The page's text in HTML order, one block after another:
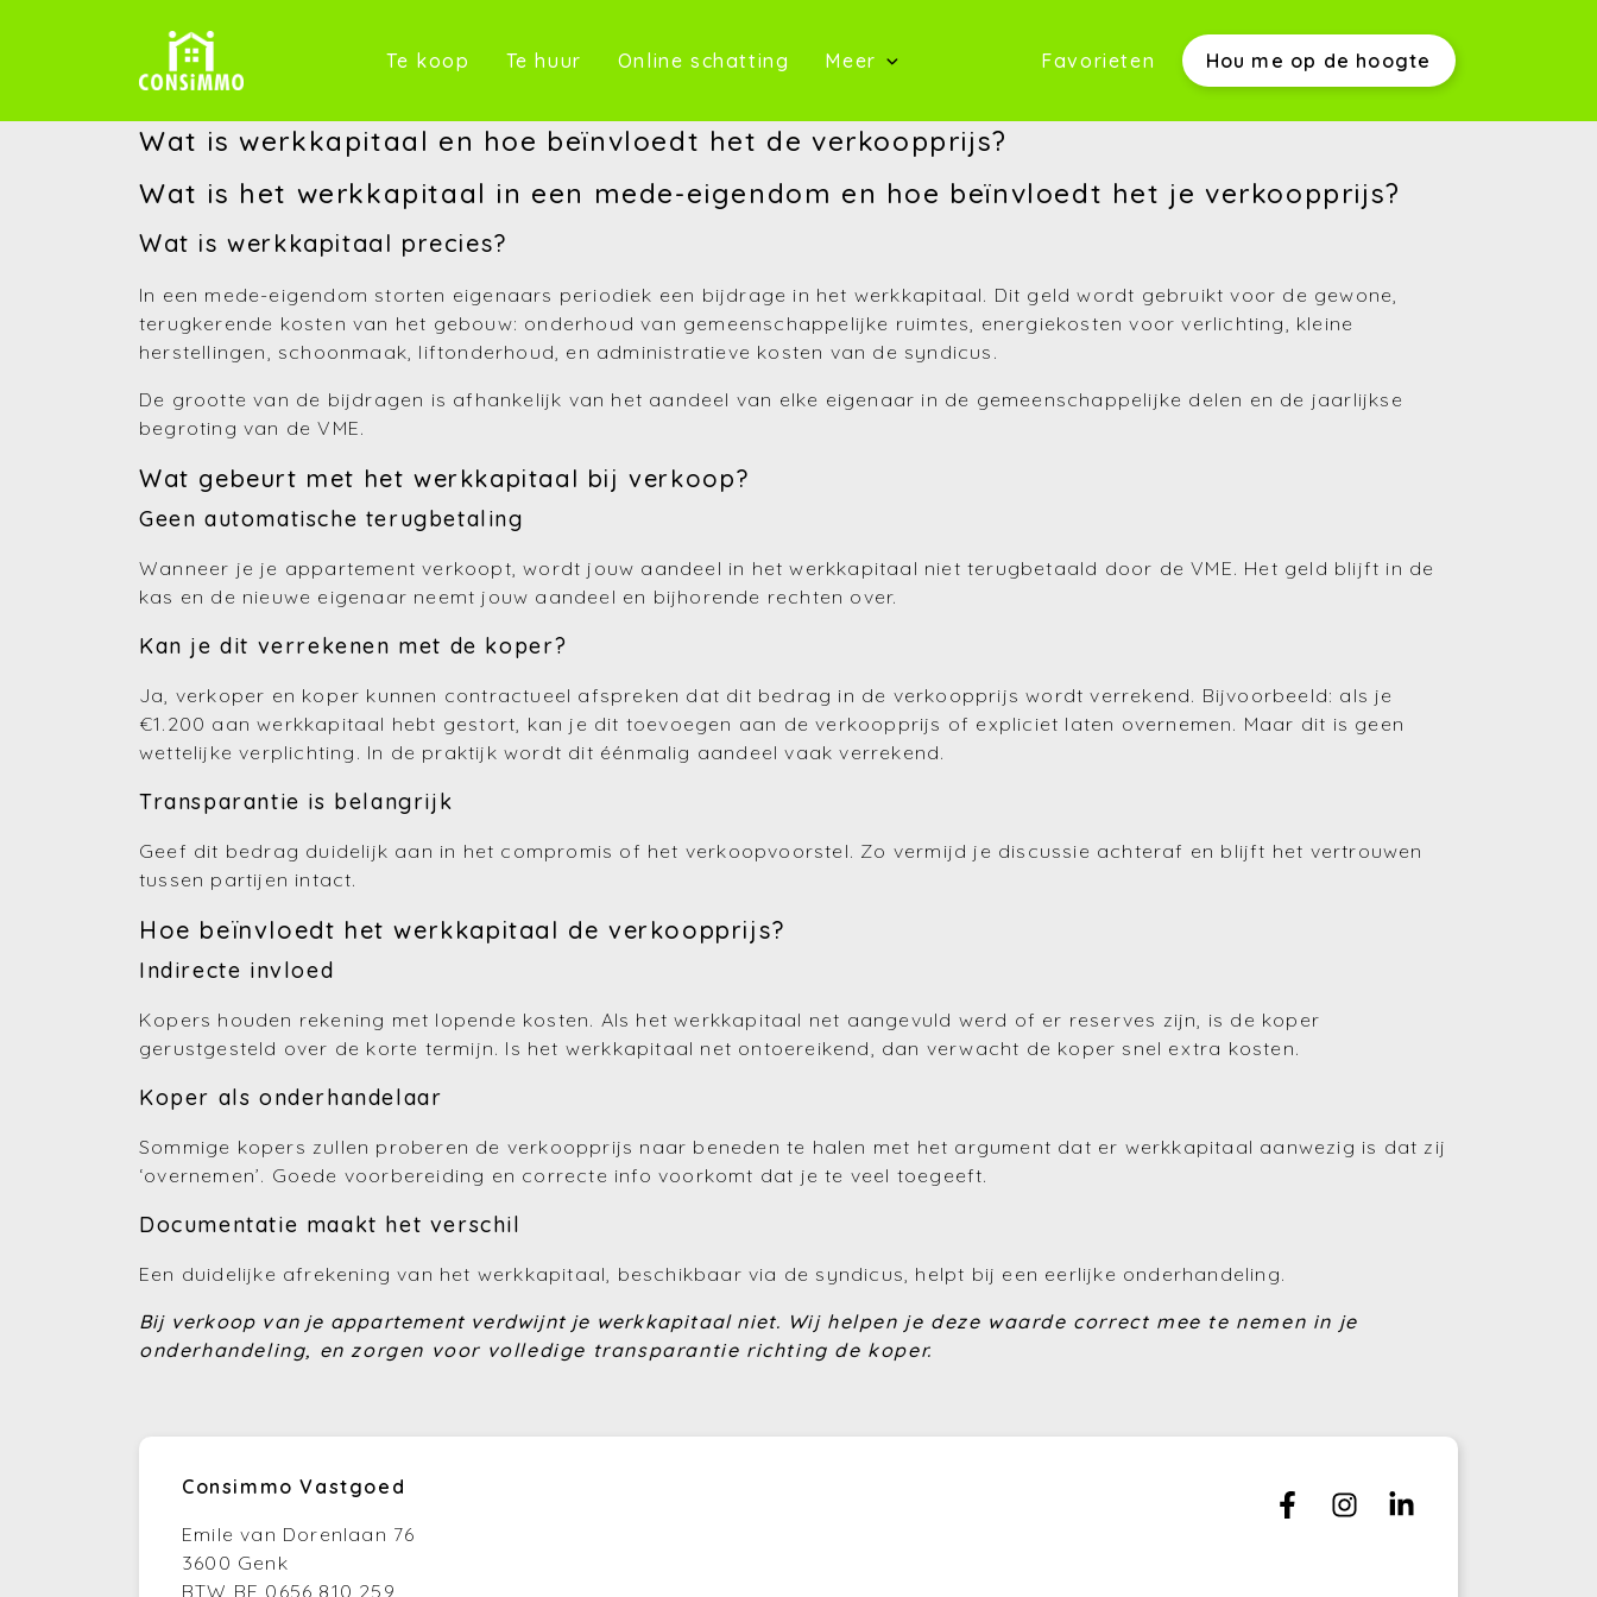
Te koop (Te koop)
Te huur (Te huur)
Online schatting (Online schatting)
Meer
(Onze werkwijze)
(Nieuws)
(Huren en verhuren)
(Fiscaliteit)
Favorieten Hou me op de hoogte
Wat is werkkapitaal en hoe beïnvloedt het de verkoopprijs?
Wat is het werkkapitaal in een mede-eigendom en hoe beïnvloedt het je verkoopprijs?
Wat is werkkapitaal precies?
In een mede-eigendom storten eigenaars periodiek een bijdrage in het werkkapitaal. Dit geld wordt gebruikt voor de gewone,
terugkerende kosten van het gebouw: onderhoud van gemeenschappelijke ruimtes, energiekosten voor verlichting, kleine
herstellingen, schoonmaak, liftonderhoud, en administratieve kosten van de syndicus.
De grootte van de bijdragen is afhankelijk van het aandeel van elke eigenaar in de gemeenschappelijke delen en de jaarlijkse
begroting van de VME.
Wat gebeurt met het werkkapitaal bij verkoop?
Geen automatische terugbetaling
Wanneer je je appartement verkoopt, wordt jouw aandeel in het werkkapitaal niet terugbetaald door de VME. Het geld blijft in de
kas en de nieuwe eigenaar neemt jouw aandeel en bijhorende rechten over.
Kan je dit verrekenen met de koper?
Ja, verkoper en koper kunnen contractueel afspreken dat dit bedrag in de verkoopprijs wordt verrekend. Bijvoorbeeld: als je
€1.200 aan werkkapitaal hebt gestort, kan je dit toevoegen aan de verkoopprijs of expliciet laten overnemen. Maar dit is geen
wettelijke verplichting. In de praktijk wordt dit éénmalig aandeel vaak verrekend.
Transparantie is belangrijk
Geef dit bedrag duidelijk aan in het compromis of het verkoopvoorstel. Zo vermijd je discussie achteraf en blijft het vertrouwen
tussen partijen intact.
Hoe beïnvloedt het werkkapitaal de verkoopprijs?
Indirecte invloed
Kopers houden rekening met lopende kosten. Als het werkkapitaal net aangevuld werd of er reserves zijn, is de koper
gerustgesteld over de korte termijn. Is het werkkapitaal net ontoereikend, dan verwacht de koper snel extra kosten.
Koper als onderhandelaar
Sommige kopers zullen proberen de verkoopprijs naar beneden te halen met het argument dat er werkkapitaal aanwezig is dat zij
‘overnemen’. Goede voorbereiding en correcte info voorkomt dat je te veel toegeeft.
Documentatie maakt het verschil
Een duidelijke afrekening van het werkkapitaal, beschikbaar via de syndicus, helpt bij een eerlijke onderhandeling.
Bij verkoop van je appartement verdwijnt je werkkapitaal niet. Wij helpen je deze waarde correct mee te nemen in je
onderhandeling, en zorgen voor volledige transparantie richting de koper.
Consimmo Vastgoed
Emile van Dorenlaan 76
3600 Genk
BTW BE 0656 810 259